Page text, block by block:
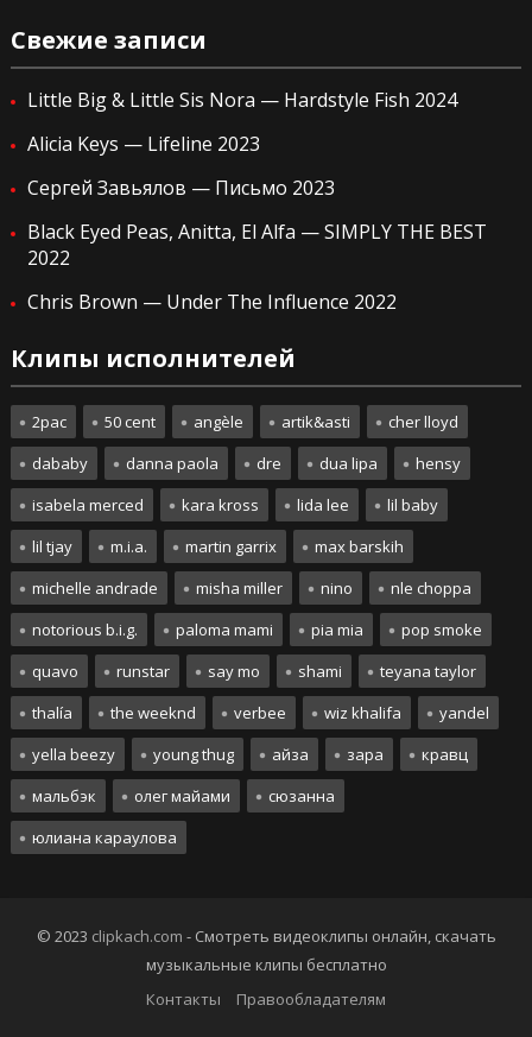
Свежие записи
Little Big & Little Sis Nora — Hardstyle Fish 2024
Alicia Keys — Lifeline 2023
Сергей Завьялов — Письмо 2023
Black Eyed Peas, Anitta, El Alfa — SIMPLY THE BEST
2022
Chris Brown — Under The Influence 2022
Клипы исполнителей
2pac 50 cent angèle artik&asti
cher lloyd
dababy
danna paola dre dua lipa
hensy
isabela merced
kara kross lida lee
lil baby
lil tjay
m.i.a. martin garrix
max barskih
michelle andrade
misha miller nino
nle choppa
notorious b.i.g.
paloma mami pia mia
pop smoke
quavo
runstar say mo shami
teyana taylor
thalía
the weeknd verbee wiz khalifa
yandel
yella beezy
young thug айза зара
кравц
мальбэк
олег майами
сюзанна
юлиана караулова
© 2023 clipkach.com - Смотреть видеоклипы онлайн, скачать
музыкальные клипы бесплатно
Контакты
Правообладателям